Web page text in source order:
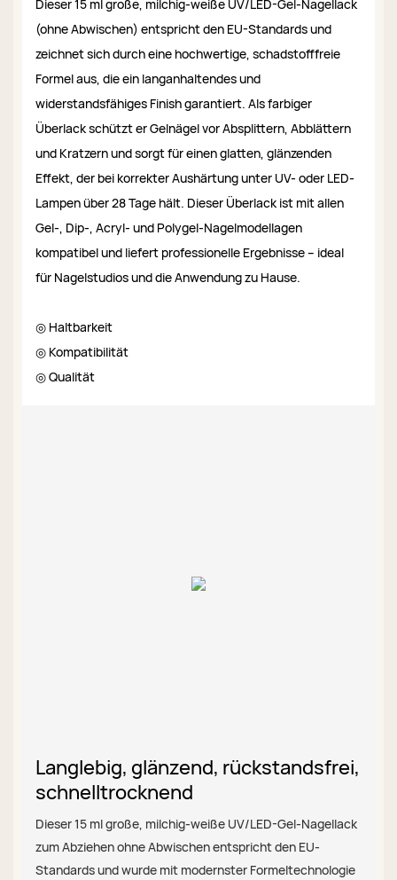
Dieser 15 ml große, milchig-weiße UV/LED-Gel-Nagellack
(ohne Abwischen) entspricht den EU-Standards und
zeichnet sich durch eine hochwertige, schadstofffreie
Formel aus, die ein langanhaltendes und
widerstandsfähiges Finish garantiert. Als farbiger
Überlack schützt er Gelnägel vor Absplittern, Abblättern
und Kratzern und sorgt für einen glatten, glänzenden
Effekt, der bei korrekter Aushärtung unter UV- oder LED-
Lampen über 28 Tage hält. Dieser Überlack ist mit allen
Gel-, Dip-, Acryl- und Polygel-Nagelmodellagen
kompatibel und liefert professionelle Ergebnisse – ideal
für Nagelstudios und die Anwendung zu Hause.
◎ Haltbarkeit
◎ Kompatibilität
◎ Qualität
Langlebig, glänzend, rückstandsfrei,
schnelltrocknend
Dieser 15 ml große, milchig-weiße UV/LED-Gel-Nagellack
zum Abziehen ohne Abwischen entspricht den EU-
Standards und wurde mit modernster Formeltechnologie